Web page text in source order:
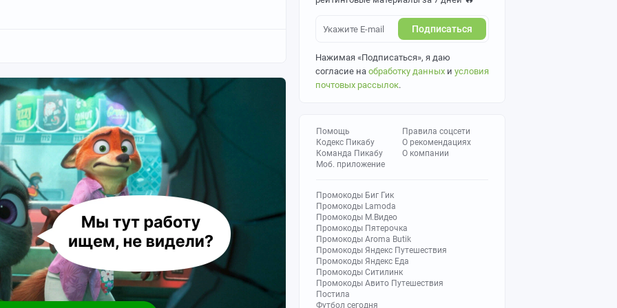
Подписаться
Нажимая «Подписаться», я даю
согласие на обработку данных и условия
почтовых рассылок.
Помощь
Кодекс Пикабу
Команда Пикабу
Моб. приложение
Правила соцсети
О рекомендациях
О компании
Промокоды Биг Гик
Промокоды Lamoda
Промокоды М.Видео
Промокоды Пятерочка
Промокоды Aroma Butik
Промокоды Яндекс Путешествия
Промокоды Яндекс Еда
Промокоды Ситилинк
Промокоды Авито Путешествия
Постила
Футбол сегодня